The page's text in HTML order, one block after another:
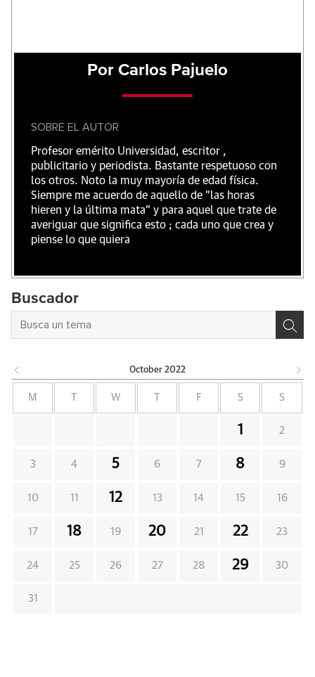
Por Carlos Pajuelo
SOBRE EL AUTOR
Profesor emérito Universidad, escritor ,
publicitario y periodista. Bastante respetuoso con
los otros. Noto la muy mayoría de edad física.
Siempre me acuerdo de aquello de "las horas
hieren y la última mata" y para aquel que trate de
averiguar que significa esto ; cada uno que crea y
piense lo que quiera
Buscador
October 2022
M W F S S
1 2
3 4 5 6 7 8 9
10 11 12 13 14 15 16
17 18 19 20 21 22 23
24 25 26 27 28 29 30
31